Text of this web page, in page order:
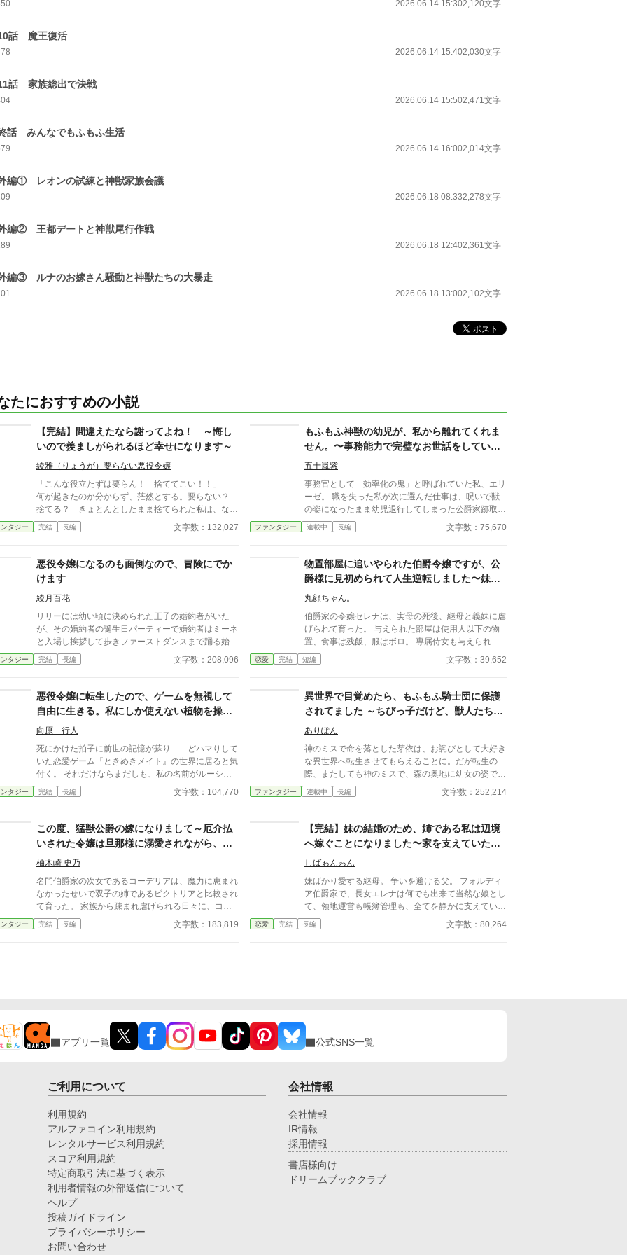
2026.06.14 15:302,120文字
話 魔王復活
2026.06.14 15:402,030文字
話 家族総出で決戦
2026.06.14 15:502,471文字
話 みんなでもふもふ生活
2026.06.14 16:002,014文字
編① レオンの試練と神獣家族会議
2026.06.18 08:332,278文字
編② 王都デートと神獣尾行作戦
2026.06.18 12:402,361文字
編③ ルナのお嫁さん騒動と神獣たちの大暴走
2026.06.18 13:002,102文字
たにおすすめの小説
【完結】間違えたなら謝ってよね！ ～悔し
いので羨ましがられるほど幸せになります～
綾雅（りょうが）要らない悪役令嬢
「こんな役立たずは要らん！ 捨ててこい！！」
何が起きたのか分からず、茫然とする。要らない？
捨てる？ きょとんとしたまま捨てられた私は、なぜ
か幼くなっていた。ハイキングに行って少し道に迷っ
ただけなのに？ 後に聖女召喚で間違われたと知る
てよ！ 謝罪のひとつもないのは、納得できない！！
負けん気の強いサラは、見返すために幸せになるこ
とを誓う。途端に幸せが舞い込み続けて？ いつも笑
顔のサラの周りには、聖獣達が集った。 やっぱり
聖女だから戻ってくれ？ 絶対にお断りします(*´艸`
*) 【同時掲載】 小説家になろう、アルファポリス、
カクヨム、エブリスタ 2022/06/22……完結 2022/03/
26……アルファポリス、HOT女性向け 11位 2022/0
3/19……小説家になろう、異世界転生／転移（ファン
タジー 完結 長編 文字数：132,027
もふもふ神獣の幼児が、私から離れてくれま
せん。〜事務能力で完璧なお世話をしていた
ら、甘えん坊な溺愛っ子になってしまいまし
五十嵐紫
​事務官として「効率化の鬼」と呼ばれていた私、エリ
ーゼ。 職を失った私が次に選んだ仕事は、呪いで獣
の姿になったまま幼児退行してしまった公爵家跡取
り・レオ様のお世話係だった。 ​「誰も懐かない」
「凶暴で手に負えない」と噂されるレオ様。 ――け
持ち前の事務能力と、魔獣の生活リズムに基づいた
『完璧なスケジュール管理』で、彼のお世話をスター
ト。 適切な室温、栄養バランスの取れた食事、そし
て至高のブラッシング。 ​私が粛々と業務をこなす
と、あんなに凶暴だったレオ様が、みるみるうちにト
ロトロの甘えん坊に変貌して……！？ ​「おねえちゃ
ん、だっこぉ……」 ​気づけば、私の膝の上はふかふ
かの獣の公爵令息の定位置に。 完璧な管理を目指し
たはずが、今日も彼にべったり甘やかされる、癒やし
ファンタジー 連載中 長編 文字数：75,670
悪役令嬢になるのも面倒なので、冒険にでか
けます
綾月百花
リリーには幼い頃に決められた王子の婚約者がいた
が、その婚約者の誕生日パーティーで婚約者はミーネ
と入場し挨拶して歩きファーストダンスまで踊る始
末。国王と王妃に謝られ、贈り物も準備されていると
宥められるが、その贈り物のドレスまでミーネが着て
レスをワイン色に染め上げるが、ミーネもリリーのド
レスの裾を踏みつけ、ワインボトルからボトボトと頭
から濡らされた。相手は子爵令嬢、リリーは伯爵令
嬢、位の違いに国王も黙ってはいられない。婚約者は
それでも、リリーの肩を持たず、リリーは国王に婚約
破棄をして欲しいと直訴する。それ受け入れられ、リ
リーは清々した。婚約破棄が完全に決まった後、リリ
ーは深夜に家を飛び出し笛を吹く。会いたかったビエ
ントに会えた。過ごすうちもっと好きになる。必死で
出をして旅を始めた。旅の途中の魔物の森で魔物に襲
われ、リリーは自分の未熟さに気付き、国営の騎士団
攻略。悪役令嬢と魔物退治、ダンジョン攻略等を混ぜ
てみました。メインはリリーが王妃になるまでのシン
デレラストーリーです。
タジー 完結 長編 文字数：208,096
物置部屋に追いやられた伯爵令嬢ですが、公
爵様に見初められて人生逆転しました〜妹の
引き立て役だったのに、今では社交界の花と
丸顔ちゃん。
伯爵家の令嬢セレナは、実母の死後、継母と義妹に虐
げられて育った。 与えられた部屋は使用人以下の物
置、食事は残飯、服はボロ。 専属侍女も与えられ
ず、家の運営や帳簿管理まで押し付けられ、 失敗す
れば鞭打ち――それが彼女の日常だった。 そんなあ
セレナは公爵家の跡取りレオンと出会う。 「あなた
の瞳は、こんな場所に閉じ込めていいものではない」
彼はセレナの知性と静かな強さに一瞬で心を奪われ、
彼女の境遇を知ると激怒し、家族の前で堂々と求婚す
る。 嫁ぎ先の公爵家で、セレナは初めて“人として扱
われ”、 広い部屋、美味しい食事、優しい侍女たちに
囲まれ、 独学で身につけた知識を活かして家の運営
でも大活躍。 栄養と愛情を取り戻したセレナは、 誰
もが振り返るほどの美しさを開花させ、 社交界で注
落していくのだった――。 虐げられた令嬢が、公爵
の愛と自分の才能で幸せを掴む逆転物語。
恋愛 完結 短編 文字数：39,652
悪役令嬢に転生したので、ゲームを無視して
自由に生きる。私にしか使えない植物を操る
魔法で、食べ物の心配は無いのでスローライ
向原 行人
死にかけた拍子に前世の記憶が蘇り……どハマりして
いた恋愛ゲーム『ときめきメイト』の世界に居ると気
付く。 それだけならまだしも、私の名前がルーシー
って、思いっきり悪役令嬢じゃない！ しかもルーシ
ーは魔法学園卒業後に、誰とも結ばれる事なく、辺境
……あ、だったら、辺境に飛ばされた後、苦労せずに
生きていけるスキルを学園に居る内に習得しておけば
良いじゃない。 魔法学園で起こる恋愛イベントを全
て無視して、生きていく為のスキルを習得して……と
思ったら、いきなりゲームに無かった魔法が使えるよ
うになってしまった。 木から木へと瞬間移動出来る
ようになったので、学園に通いながら、辺境に飛ばさ
れた後のスローライフの練習をしていたんだけど……
自由なスローライフが楽し過ぎるっ！ ※第○話：主人
タジー 完結 長編 文字数：104,770
異世界で目覚めたら、もふもふ騎士団に保護
されてました ～ちびっ子だけど、獣人たちの
平穏のためお世話係がんばります！！～
ありぽん
神のミスで命を落とした芽依は、お詫びとして大好き
な異世界へ転生させてもらえることに。だが転生の
際、またしても神のミスで、森の奥地に幼女の姿で送
られてしまい。転生の反動で眠っていた瞳は、気づか
ないうちに魔獣たちに囲まれてしまう。 しかしそん
成された獣騎士団が駆け付けてくれ、芽依はどうにか
この窮地を切り抜けることができたのだった。 やが
て目を覚ました芽依は、初めは混乱したものの、すぐ
に現状を受け入れ。またその後、同じ種族の人間側で
保護する案も出たが、ある事情により、芽依はそのま
ま獣騎士団の宿舎で暮らすことに。 そこで芽依は、
助けてくれた獣騎士たちに恩を返すため、そして日々
厳しい任務に向かう獣人たちが少しでも平穏に過ごせ
るようにと、お世話係を買って出る。 そんな芽依
ファンタジー 連載中 長編 文字数：252,214
この度、猛獣公爵の嫁になりまして～厄介払
いされた令嬢は旦那様に溺愛されながら、も
ふもふ達と楽しくモノづくりライフを送って
柚木崎 史乃
名門伯爵家の次女であるコーデリアは、魔力に恵まれ
なかったせいで双子の姉であるビクトリアと比較され
て育った。 家族から疎まれ虐げられる日々に、コー
デリアの心は疲弊し限界を迎えていた。 そんな時、
どういうわけか縁談を持ちかけてきた貴族がいた。彼
らしい白熊であった。 そんな彼は月に数回、人の姿
に戻る。しかも、本来の姿は類まれな美青年なものだ
から、コーデリアはその度にたじたじになってしま
行っているらしい。 それを知ったコーデリアは、瘴
気の影響で不便な生活を強いられている領民たちのた
めに鉱石を使って次々と便利な魔導具を発明してい
く。 そして、ジェイドからその才能を評価され知ら
ず知らずのうちに溺愛されていくのであった。 一
方、コーデリアを厄介払いした家族は悪事が白日のも
とに晒された挙句、王家からも見放され窮地に追い込
まれていくが……。 これは、虐げられていた才女が
嫁ぎ先でその才能を発揮し、周囲の人々に無自覚に愛
され幸せになるまでを描いた物語。 他サイトでも掲
載中。
タジー 完結 長編 文字数：183,819
【完結】妹の結婚のため、姉である私は辺境
へ嫁ぐことになりました〜家を支えていたの
は私だったようです〜
しばゎんゎん
妹ばかり愛する継母。 争いを避ける父。 フォルディ
ア伯爵家で、長女エレナは何でも出来て当然な娘とし
て、領地運営も帳簿管理も、全てを静かに支えてい
た。 そんなある日。 本来はエレナへの縁談だった侯
爵家との婚約は、妹へ譲られることになる。 代わり
恋愛 完結 長編 文字数：80,264
アプリ一覧 公式SNS一覧
ご利用について
利用規約
アルファコイン利用規約
レンタルサービス利用規約
スコア利用規約
特定商取引法に基づく表示
利用者情報の外部送信について
ヘルプ
投稿ガイドライン
プライバシーポリシー
お問い合わせ
会社情報
会社情報
IR情報
採用情報
書店様向け
ドリームブッククラブ